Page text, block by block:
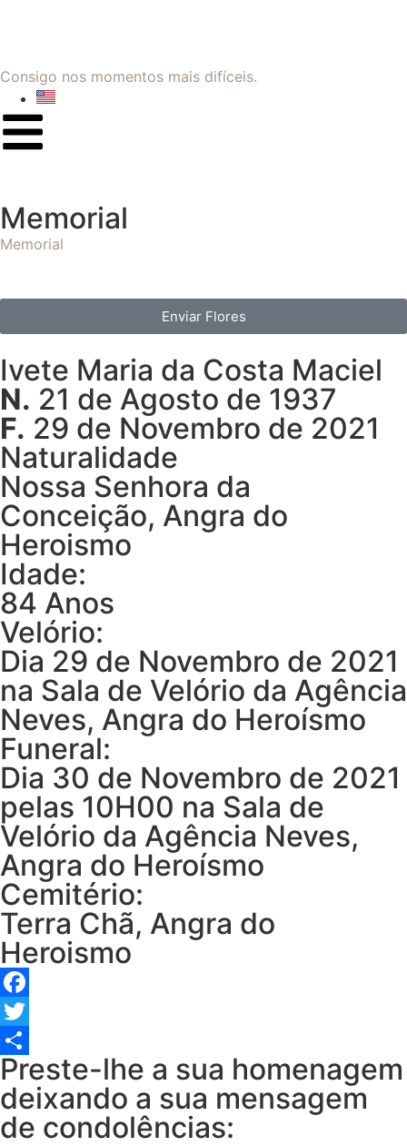
Consigo nos momentos mais difíceis.
Memorial
Memorial
Enviar Flores
Ivete Maria da Costa Maciel
N. 21 de Agosto de 1937
F. 29 de Novembro de 2021
Naturalidade
Nossa Senhora da
Conceição, Angra do
Heroismo
Idade:
84 Anos
Velório:
Dia 29 de Novembro de 2021
na Sala de Velório da Agência
Neves, Angra do Heroísmo
Funeral:
Dia 30 de Novembro de 2021
pelas 10H00 na Sala de
Velório da Agência Neves,
Angra do Heroísmo
Cemitério:
Terra Chã, Angra do
Heroismo
Facebook
Twitter
Share
Preste-lhe a sua homenagem
deixando a sua mensagem
de condolências: